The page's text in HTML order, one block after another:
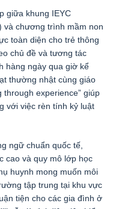
giữa khung IEYC
và chương trình mầm non
toàn diện cho trẻ thông
chủ đề và tương tác
hàng ngày qua giờ kể
thường nhật cùng giáo
through experience” giúp
với việc rèn tính kỷ luật
ngữ chuẩn quốc tế,
cao và quy mô lớp học
huynh mong muốn môi
tập trung tại khu vực
tiện cho các gia đình ở